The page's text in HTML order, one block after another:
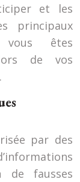
et les
principaux
vous êtes
de vos
par des
de fausses